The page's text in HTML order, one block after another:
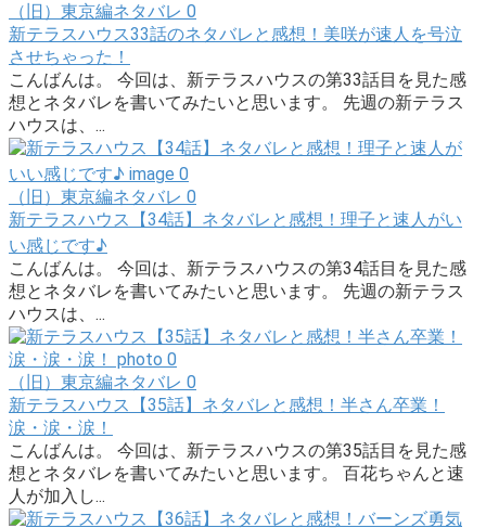
（旧）東京編ネタバレ 0
新テラスハウス33話のネタバレと感想！美咲が速人を号泣
させちゃった！
こんばんは。 今回は、新テラスハウスの第33話目を見た感
想とネタバレを書いてみたいと思います。 先週の新テラス
ハウスは、...
（旧）東京編ネタバレ 0
新テラスハウス【34話】ネタバレと感想！理子と速人がい
い感じです♪
こんばんは。 今回は、新テラスハウスの第34話目を見た感
想とネタバレを書いてみたいと思います。 先週の新テラス
ハウスは、...
（旧）東京編ネタバレ 0
新テラスハウス【35話】ネタバレと感想！半さん卒業！
涙・涙・涙！
こんばんは。 今回は、新テラスハウスの第35話目を見た感
想とネタバレを書いてみたいと思います。 百花ちゃんと速
人が加入し...